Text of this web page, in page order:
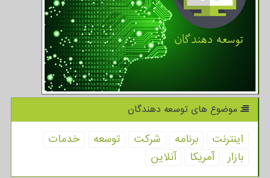
موضوع های توسعه دهندگان
اینترنت برنامه شركت توسعه
خدمات
بازار
آمریكا آنلاین